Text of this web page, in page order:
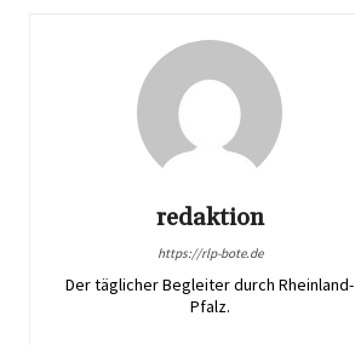
redaktion
https://rlp-bote.de
Der täglicher Begleiter durch Rheinland-
Pfalz.